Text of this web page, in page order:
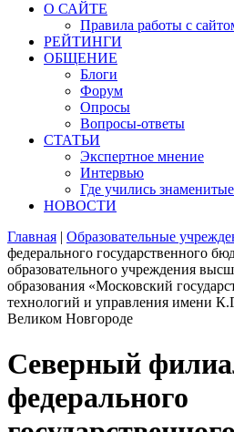
О САЙТЕ
Правила работы с
РЕЙТИНГИ
ОБЩЕНИЕ
Блоги
Форум
Опросы
Вопросы-ответы
СТАТЬИ
Экспертное мнение
Интервью
Где учились
НОВОСТИ
Главная | Образовательные
федерального государственного
образовательного учреждения
образования «Московский
технологий и управления имени
Великом Новгороде
Северный
федерального